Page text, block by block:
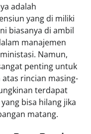
adalah
yang di miliki
biasanya di ambil
manajemen
Namun,
penting untuk
rincian masing-
terdapat
bisa hilang jika
matang.